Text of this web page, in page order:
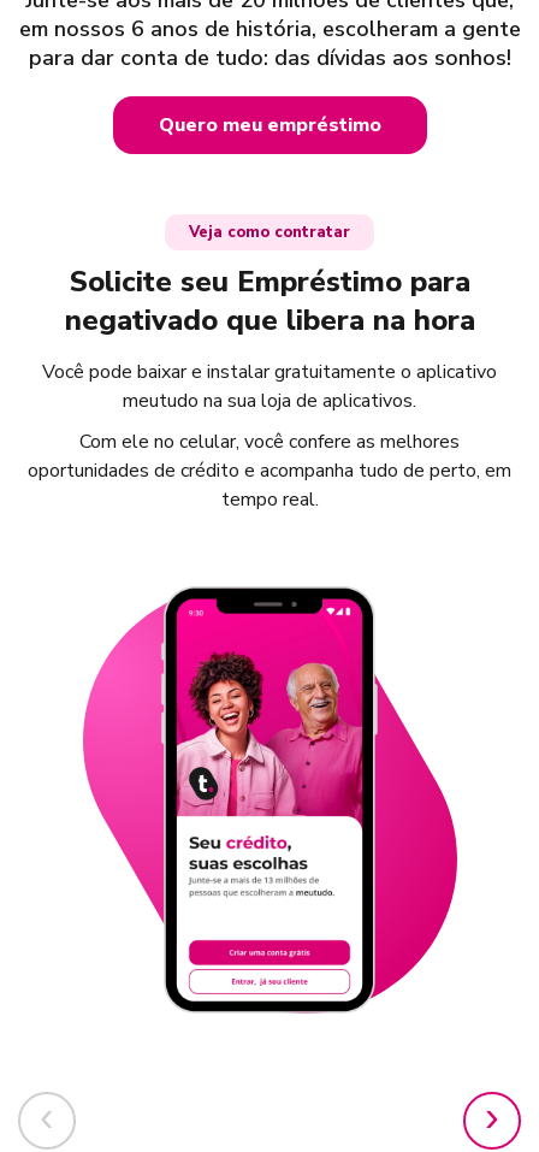
em nossos 6 anos de história, escolheram a gente
para dar conta de tudo: das dívidas aos sonhos!
Quero meu empréstimo
Veja como contratar
Solicite seu Empréstimo para
negativado que libera na hora
Você pode baixar e instalar gratuitamente o aplicativo
meutudo na sua loja de aplicativos.
Com ele no celular, você confere as melhores
oportunidades de crédito e acompanha tudo de perto, em
tempo real.